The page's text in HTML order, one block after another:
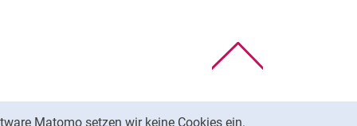
Matomo setzen wir keine Cookies ein.